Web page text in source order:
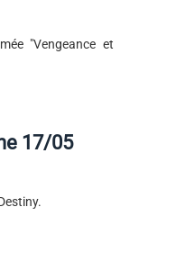
"Vengeance et
17/05